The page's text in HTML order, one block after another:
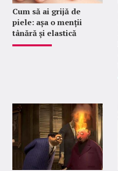
Cum să ai grijă de
piele: așa o menții
tânără și elastică